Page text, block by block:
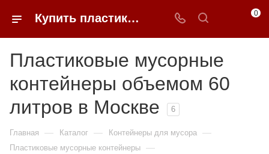
Купить пластиковые мусорные контейнеры 60 литров в Москве | 0FFER 0
Пластиковые мусорные
контейнеры объемом 60
литров в Москве
6
Главная — Каталог — Контейнеры для мусора —
Пластиковые мусорные контейнеры —